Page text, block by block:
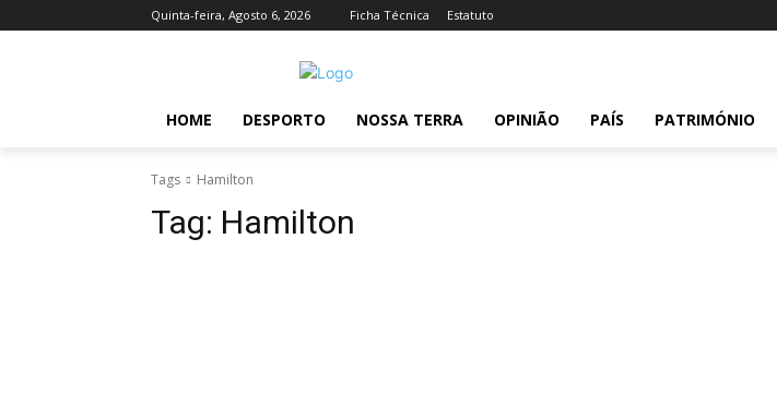
Quinta-feira, Agosto 6, 2026 Ficha Técnica Estatuto
HOME DESPORTO NOSSA TERRA OPINIÃO PAÍS PATRIMÓNIO
Tags Hamilton
Tag: Hamilton